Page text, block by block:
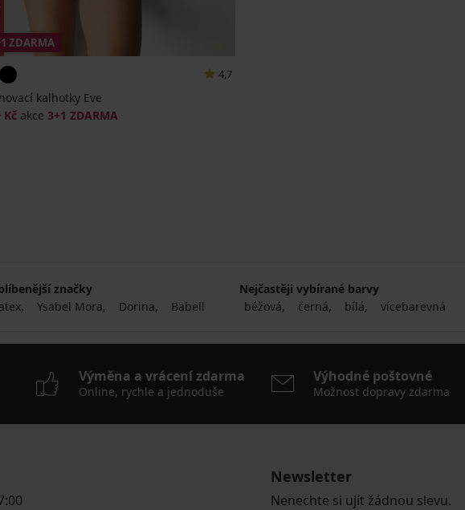
ZDARMA
4,7
kalhotky Eve
Kč akce 3+1 ZDARMA
značky
Ysabel Mora Dorina Babell
Nejčastěji vybírané barvy
béžová
černá bílá vícebarevná
Výměna a vrácení zdarma
Online, rychle a jednoduše
Výhodné poštovné
Možnost dopravy zdarma
Newsletter
Nenechte si ujít žádnou slevu.